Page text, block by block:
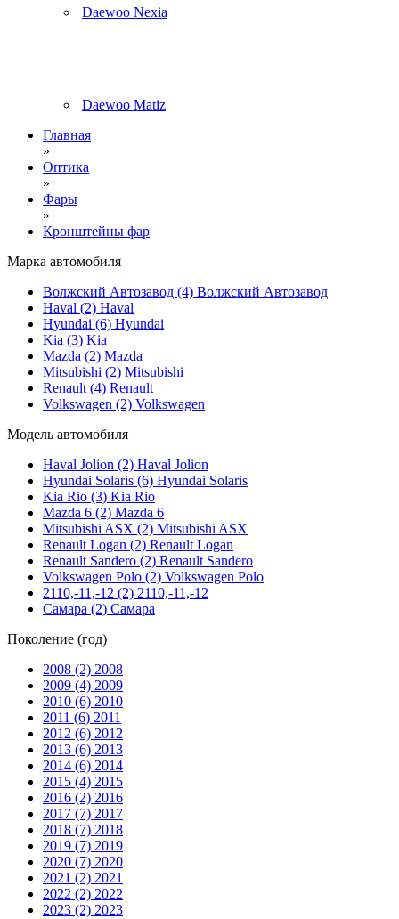
Daewoo Nexia
Daewoo Matiz
Главная
»
Оптика
»
Фары
»
Кронштейны фар
Марка автомобиля
Волжский Автозавод (4) Волжский Автозавод
Haval (2) Haval
Hyundai (6) Hyundai
Kia (3) Kia
Mazda (2) Mazda
Mitsubishi (2) Mitsubishi
Renault (4) Renault
Volkswagen (2) Volkswagen
Модель автомобиля
Haval Jolion (2) Haval Jolion
Hyundai Solaris (6) Hyundai Solaris
Kia Rio (3) Kia Rio
Mazda 6 (2) Mazda 6
Mitsubishi ASX (2) Mitsubishi ASX
Renault Logan (2) Renault Logan
Renault Sandero (2) Renault Sandero
Volkswagen Polo (2) Volkswagen Polo
2110,-11,-12 (2) 2110,-11,-12
Самара (2) Самара
Поколение (год)
2008 (2) 2008
2009 (4) 2009
2010 (6) 2010
2011 (6) 2011
2012 (6) 2012
2013 (6) 2013
2014 (6) 2014
2015 (4) 2015
2016 (2) 2016
2017 (7) 2017
2018 (7) 2018
2019 (7) 2019
2020 (7) 2020
2021 (2) 2021
2022 (2) 2022
2023 (2) 2023